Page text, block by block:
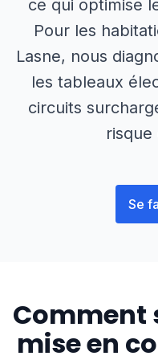
ce qui optimise
Pour les
Lasne, nous
les tableaux
circuits
risque
Se
Comment
mise en